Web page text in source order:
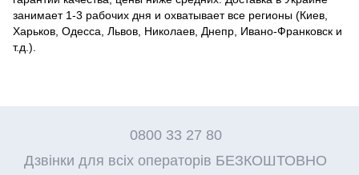
занимает 1-3 рабочих дня и охватывает все регионы (Киев,
Харьков, Одесса, Львов, Николаев, Днепр, Ивано-Франковск и
т.д.).
0800 33 27 80
Дзвінки для всіх операторів БЕЗКОШТОВНО